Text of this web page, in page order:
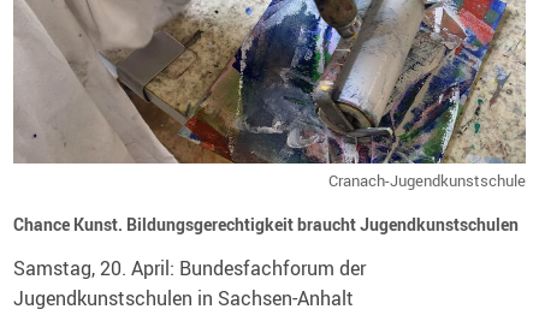
Cranach-Jugendkunstschule
Chance Kunst. Bildungsgerechtigkeit braucht Jugendkunstschulen
Samstag, 20. April: Bundesfachforum der
Jugendkunstschulen in Sachsen-Anhalt